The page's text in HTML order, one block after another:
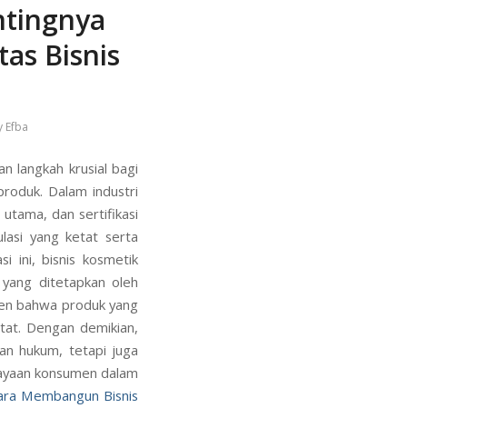
Bisnis
Efba
langkah krusial bagi
Dalam industri
dan sertifikasi
yang ketat serta
ini, bisnis kosmetik
ditetapkan oleh
bahwa produk yang
Dengan demikian,
hukum, tetapi juga
konsumen dalam
Membangun Bisnis